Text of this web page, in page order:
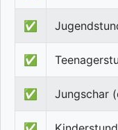
✅
✅
✅ Jungschar